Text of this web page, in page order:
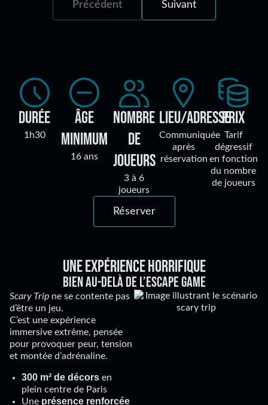
Précédent Suivant
Durée
1h30
Âge
minimum
16 ans
Nombre
de
joueurs
3 à 6
joueurs
Lieu/adresse
Communiquée
après
réservation
Prix
Tarif
dégressif
en fonction
du nombre
de joueurs
Réserver
Une expérience horrifique
bien au-delà de l’escape game
Scary Trip ne se contente pas
d’être un jeu.
C’est une expérience
immersive extrême, pensée
pour provoquer peur, tension
et montée d’adrénaline.
300 m² de décors en
plein centre de Paris
Une présence renforcée